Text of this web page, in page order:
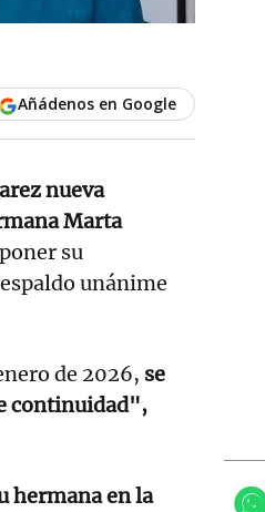
Añádenos en Google
nueva
Marta
su
unánime
de 2026, se
continuidad",
hermana en la